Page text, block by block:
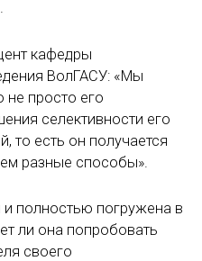
кафедры
ВолГАСУ: «Мы
не просто его
селективности его
то есть он получается
разные способы».
полностью погружена в
ли она попробовать
своего